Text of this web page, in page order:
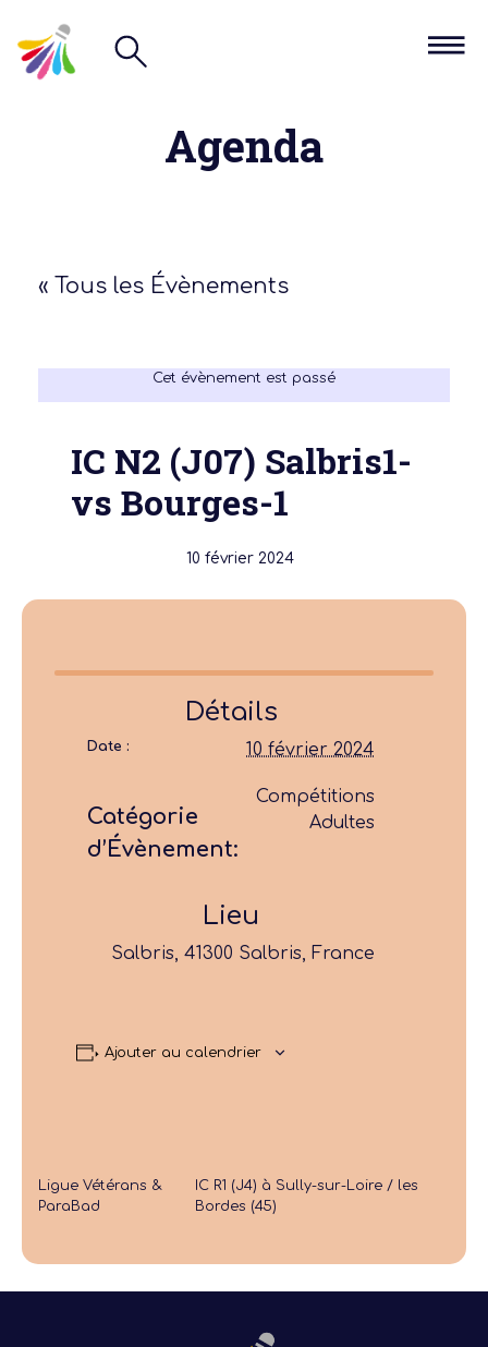
Agenda
« Tous les Évènements
Cet évènement est passé
IC N2 (J07) Salbris1-
vs Bourges-1
10 février 2024
Détails
Date : 10 février 2024
Catégorie
d’Évènement:
Compétitions
Adultes
Lieu
Salbris, 41300 Salbris, France
Ajouter au calendrier
Ligue Vétérans &
ParaBad
IC R1 (J4) à Sully-sur-Loire / les
Bordes (45)